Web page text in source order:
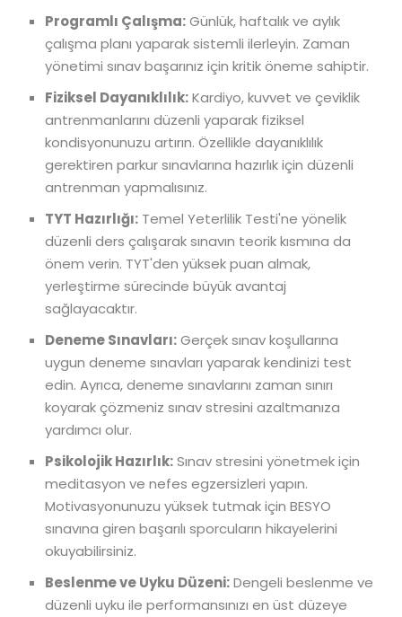
Programlı Çalışma:Günlük, haftalık ve aylık
çalışma planı yaparak sistemli ilerleyin. Zaman
yönetimi sınav başarınız için kritik öneme sahiptir.
Fiziksel Dayanıklılık:Kardiyo, kuvvet ve çeviklik
antrenmanlarını düzenli yaparak fiziksel
kondisyonunuzu artırın. Özellikle dayanıklılık
gerektiren parkur sınavlarına hazırlık için düzenli
antrenman yapmalısınız.
TYT Hazırlığı: Temel Yeterlilik Testi'ne yönelik
düzenli ders çalışarak sınavın teorik kısmına da
önem verin. TYT'den yüksek puan almak,
yerleştirme sürecinde büyük avantaj
sağlayacaktır.
Deneme Sınavları:Gerçek sınav koşullarına
uygun deneme sınavları yaparak kendinizi test
edin. Ayrıca, deneme sınavlarını zaman sınırı
koyarak çözmeniz sınav stresini azaltmanıza
yardımcı olur.
Psikolojik Hazırlık:Sınav stresini yönetmek için
meditasyon ve nefes egzersizleri yapın.
Motivasyonunuzu yüksek tutmak için BESYO
sınavına giren başarılı sporcuların hikayelerini
okuyabilirsiniz.
Beslenme ve Uyku Düzeni:Dengeli beslenme ve
düzenli uyku ile performansınızı en üst düzeye